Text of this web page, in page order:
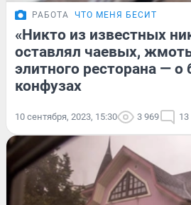
РАБОТА ЧТО МЕНЯ БЕСИТ
«Никто из известных
оставлял чаевых,
элитного ресторана — о
конфузах
10 сентября, 2023, 15:30 3 969 13